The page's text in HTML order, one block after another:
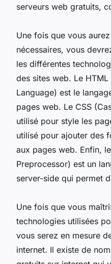
serveurs web gratuits,
Une fois que vous
nécessaires, vous
les différentes
des sites web. Le
Language) est le
pages web. Le CSS
utilisé pour style les
utilisé pour ajouter des
aux pages web. Enfin,
Preprocessor) est un
server-side qui permet
Une fois que vous
technologies utilisées
vous serez en mesure
internet. Il existe de